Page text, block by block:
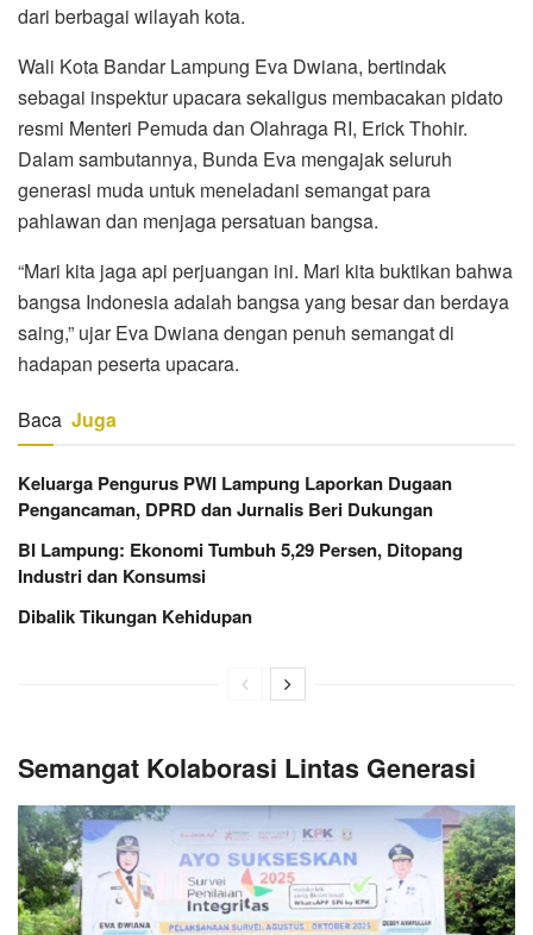
dari berbagai wilayah kota.
Wali Kota Bandar Lampung Eva Dwiana, bertindak
sebagai inspektur upacara sekaligus membacakan pidato
resmi Menteri Pemuda dan Olahraga RI, Erick Thohir.
Dalam sambutannya, Bunda Eva mengajak seluruh
generasi muda untuk meneladani semangat para
pahlawan dan menjaga persatuan bangsa.
“Mari kita jaga api perjuangan ini. Mari kita buktikan bahwa
bangsa Indonesia adalah bangsa yang besar dan berdaya
saing,” ujar Eva Dwiana dengan penuh semangat di
hadapan peserta upacara.
Baca Juga
Keluarga Pengurus PWI Lampung Laporkan Dugaan
Pengancaman, DPRD dan Jurnalis Beri Dukungan
BI Lampung: Ekonomi Tumbuh 5,29 Persen, Ditopang
Industri dan Konsumsi
Dibalik Tikungan Kehidupan
Semangat Kolaborasi Lintas Generasi